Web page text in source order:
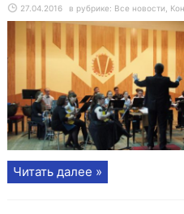
27.04.2016 в рубрике: Все новости
Читать далее »